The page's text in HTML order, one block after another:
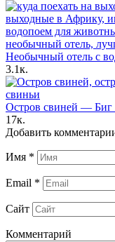
Необычный отель с
3.1к.
Остров свиней —
17к.
Добавить
Имя *
Email *
Сайт
Комментарий